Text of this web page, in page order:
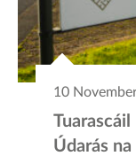
10
Údarás